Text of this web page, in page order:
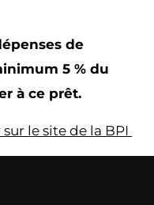
de
5 % du
à ce prêt.
le site de la BPI